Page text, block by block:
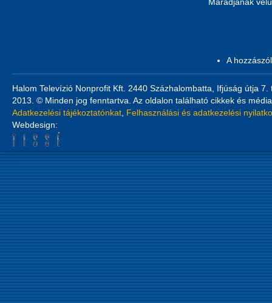
A
Halom Televízió Nonprofit Kft. 2440 Százhalombatta, Ifjúság útja
2013. © Minden jog fenntartva. Az oldalon található cikkek és
Adatkezelési tájékoztatónkat Felhasználási és adatkezelési
Webdesign: